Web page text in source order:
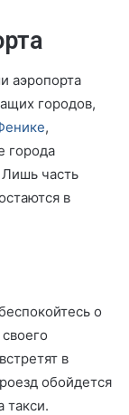
аэропорта
городов,
,
города
Лишь часть
в
о
в
обойдется
такси.